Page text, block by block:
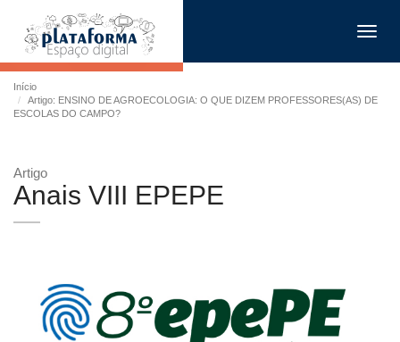
Início
Artigo: ENSINO DE AGROECOLOGIA: O QUE DIZEM PROFESSORES(AS) DE
ESCOLAS DO CAMPO?
Artigo
Anais VIII EPEPE